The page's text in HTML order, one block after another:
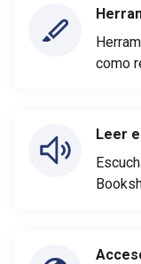
como
Leer